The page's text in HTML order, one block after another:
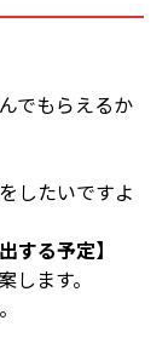
でもらえるか
したいですよ
する予定】
します。